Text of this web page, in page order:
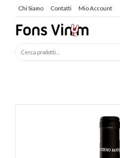
Chi Siamo Contatti Mio Account